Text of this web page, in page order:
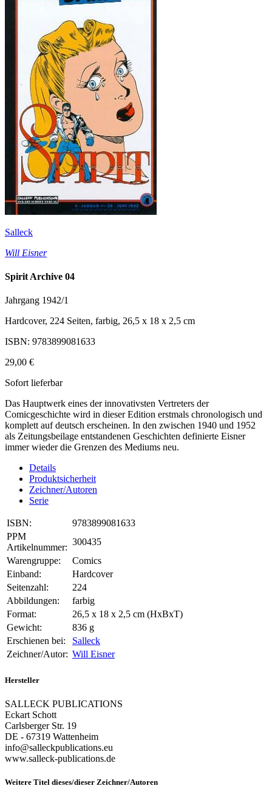
Salleck
Will Eisner
Spirit Archive 04
Jahrgang 1942/1
Hardcover, 224 Seiten, farbig, 26,5 x 18 x 2,5 cm
ISBN: 9783899081633
29,00 €
Sofort lieferbar
Das Hauptwerk eines der innovativsten Vertreters der
Comicgeschichte wird in dieser Edition erstmals chronologisch und
komplett auf deutsch erscheinen. In den zwischen 1940 und 1952
als Zeitungsbeilage entstandenen Geschichten definierte Eisner
immer wieder die Grenzen des Mediums neu.
Details
Produktsicherheit
Zeichner/Autoren
Serie
ISBN:
9783899081633
PPM
Artikelnummer:
300435
Warengruppe:
Comics
Einband:
Hardcover
Seitenzahl:
224
Abbildungen:
farbig
Format:
26,5 x 18 x 2,5 cm (HxBxT)
Gewicht:
836 g
Erschienen bei:
Salleck
Zeichner/Autor: Will Eisner
Hersteller
SALLECK PUBLICATIONS
Eckart Schott
Carlsberger Str. 19
DE - 67319 Wattenheim
info@salleckpublications.eu
www.salleck-publications.de
Weitere Titel dieses/dieser Zeichner/Autoren